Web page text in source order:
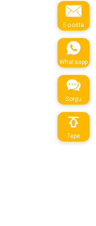
E-posta
Whatsapp
Sorgu
Tepe